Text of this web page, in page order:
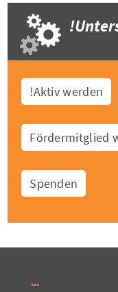
Aktiv werden!
Fördermitglied
Spenden